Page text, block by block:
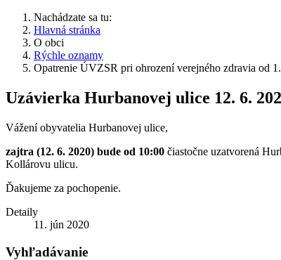
Nachádzate sa tu:
Hlavná stránka
O obci
Rýchle oznamy
Opatrenie ÚVZSR pri ohrození verejného zdravia od 1.
Uzávierka Hurbanovej ulice 12. 6.
Vážení obyvatelia Hurbanovej ulice,
zajtra (12. 6. 2020) bude od 10:00 čiastočne uzatvorená
Kollárovu ulicu.
Ďakujeme za pochopenie.
Detaily
11. jún 2020
Vyhľadávanie